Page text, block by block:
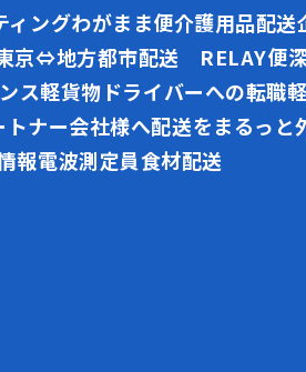
ィングわがまま便介護用品配送
京⇔地方都市配送 RELAY便
ス軽貨物ドライバーへの転職
ナー会社様へ配送をまるっと
報電波測定員食材配送